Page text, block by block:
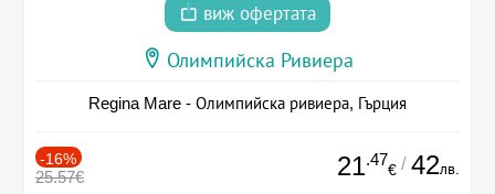
виж офертата
Олимпийска Ривиера
Regina Mare - Олимпийска ривиера, Гърция
-16%
25.57€ 21.47
€ / 42лв.